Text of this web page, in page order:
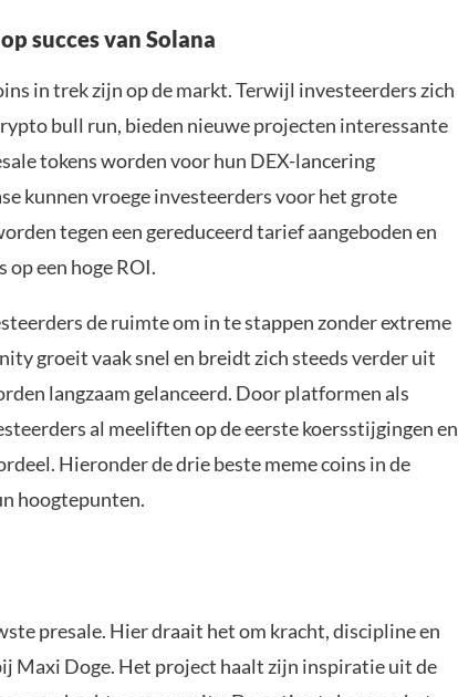
succes van Solana
in trek zijn op de markt. Terwijl investeerders zich
bull run, bieden nieuwe projecten interessante
tokens worden voor hun DEX-lancering
kunnen vroege investeerders voor het grote
tegen een gereduceerd tarief aangeboden en
op een hoge ROI.
de ruimte om in te stappen zonder extreme
groeit vaak snel en breidt zich steeds verder uit
langzaam gelanceerd. Door platformen als
al meeliften op de eerste koersstijgingen en
Hieronder de drie beste meme coins in de
hoogtepunten.
presale. Hier draait het om kracht, discipline en
Maxi Doge. Het project haalt zijn inspiratie uit de